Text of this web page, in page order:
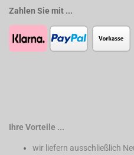
Zahlen Sie mit ...
Ihre Vorteile ...
wir liefern ausschließlich